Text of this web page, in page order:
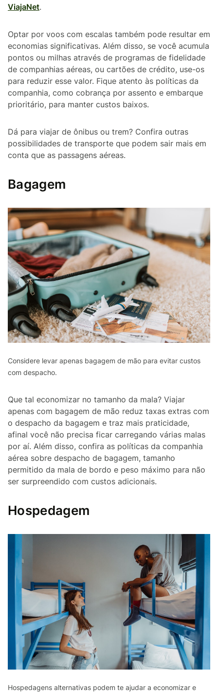
ViajaNet.
Optar por voos com escalas também pode resultar em
economias significativas. Além disso, se você acumula
pontos ou milhas através de programas de fidelidade
de companhias aéreas, ou cartões de crédito, use-os
para reduzir esse valor. Fique atento às políticas da
companhia, como cobrança por assento e embarque
prioritário, para manter custos baixos.
Dá para viajar de ônibus ou trem? Confira outras
possibilidades de transporte que podem sair mais em
conta que as passagens aéreas.
Bagagem
Considere levar apenas bagagem de mão para evitar custos
com despacho.
Que tal economizar no tamanho da mala? Viajar
apenas com bagagem de mão reduz taxas extras com
o despacho da bagagem e traz mais praticidade,
afinal você não precisa ficar carregando várias malas
por aí. Além disso, confira as políticas da companhia
aérea sobre despacho de bagagem, tamanho
permitido da mala de bordo e peso máximo para não
ser surpreendido com custos adicionais.
Hospedagem
Hospedagens alternativas podem te ajudar a economizar e